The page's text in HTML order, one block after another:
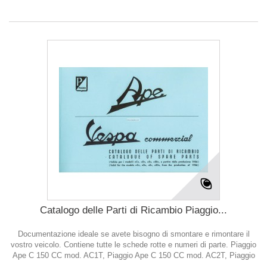
Catalogo delle Parti di Ricambio Piaggio...
Documentazione ideale se avete bisogno di smontare e rimontare il
vostro veicolo. Contiene tutte le schede rotte e numeri di parte. Piaggio
Ape C 150 CC mod. AC1T, Piaggio Ape C 150 CC mod. AC2T, Piaggio